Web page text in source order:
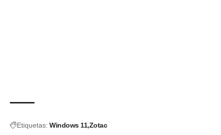
Etiquetas: Windows 11 Zotac